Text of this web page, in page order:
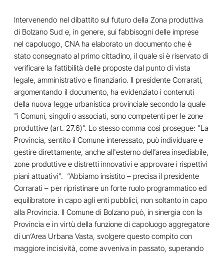
Intervenendo nel dibattito sul futuro della Zona produttiva
di Bolzano Sud e, in genere, sui fabbisogni delle imprese
nel capoluogo, CNA ha elaborato un documento che è
stato consegnato al primo cittadino, il quale si è riservato di
verificare la fattibilità delle proposte dal punto di vista
legale, amministrativo e finanziario. Il presidente Corrarati,
argomentando il documento, ha evidenziato i contenuti
della nuova legge urbanistica provinciale secondo la quale
"i Comuni, singoli o associati, sono competenti per le zone
produttive (art. 27.6)”. Lo stesso comma così prosegue: "La
Provincia, sentito il Comune interessato, può individuare e
gestire direttamente, anche all'esterno dell’area insediabile,
zone produttive e distretti innovativi e approvare i rispettivi
piani attuativi". “Abbiamo insistito – precisa il presidente
Corrarati – per ripristinare un forte ruolo programmatico ed
equilibratore in capo agli enti pubblici, non soltanto in capo
alla Provincia. Il Comune di Bolzano può, in sinergia con la
Provincia e in virtù della funzione di capoluogo aggregatore
di un’Area Urbana Vasta, svolgere questo compito con
maggiore incisività, come avveniva in passato, superando